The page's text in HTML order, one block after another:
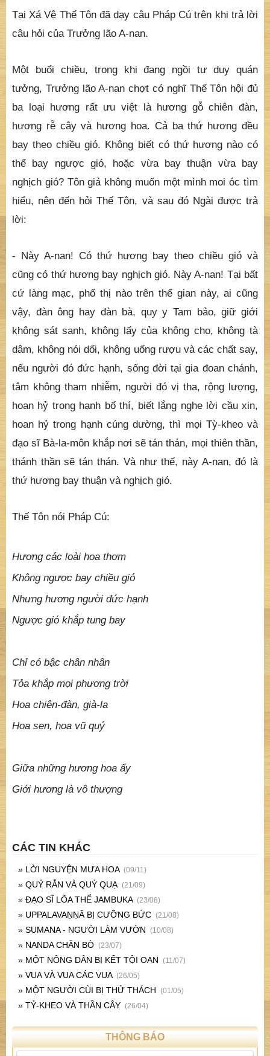
Tại Xá Vệ Thế Tôn đã dạy câu Pháp Cú trên khi trả lời
câu hỏi của Trưởng lão A-nan.
Một buổi chiều, trong khi đang ngồi tư duy quán
tưởng, Trưởng lão A-nan chợt có nghĩ Thế Tôn hội đủ
ba loại hương rất ưu việt là hương gỗ chiên đàn,
hương rễ cây và hương hoa. Cả ba thứ hương đều
bay theo chiều gió. Không biết có thứ hương nào có
thể bay ngược gió, hoặc vừa bay thuận vừa bay
nghịch gió? Tôn giả không muốn một mình moi óc tìm
hiểu, nên đến hỏi Thế Tôn, và sau đó Ngài được trả
lời:
- Này A-nan! Có thứ hương bay theo chiều gió và
cũng có thứ hương bay nghịch gió. Này A-nan! Tại bất
cứ làng mạc, phố thị nào trên thế gian này, ai cũng
vậy, đàn ông hay đàn bà, quy y Tam bảo, giữ giới
không sát sanh, không lấy của không cho, không tà
dâm, không nói dối, không uống rượu và các chất say,
nếu người đó đức hạnh, sống đời tại gia đoan chánh,
tâm không tham nhiễm, người đó vị tha, rộng lượng,
hoan hỷ trong hạnh bố thí, biết lắng nghe lời cầu xin,
hoan hỷ trong hạnh cúng dường, thì mọi Tỳ-kheo và
đạo sĩ Bà-la-môn khắp nơi sẽ tán thán, mọi thiên thần,
thánh thần sẽ tán thán. Và như thế, này A-nan, đó là
thứ hương bay thuận và nghịch gió.
Thế Tôn nói Pháp Cú:
Hương các loài hoa thơm
Không ngược bay chiều gió
Nhưng hương người đức hạnh
Ngược gió khắp tung bay
Chỉ có bậc chân nhân
Tỏa khắp mọi phương trời
Hoa chiên-đàn, già-la
Hoa sen, hoa vũ quý
Giữa những hương hoa ấy
Giới hương là vô thượng
CÁC TIN KHÁC
» LỜI NGUYỆN MƯA HOA (09/11)
» QUỶ RẮN VÀ QUỶ QUẠ (21/09)
» ĐẠO SĨ LÕA THỂ JAMBUKA (23/08)
» UPPALAVAṆṆĀ BỊ CƯỠNG BỨC (21/08)
» SUMANA - NGƯỜI LÀM VƯỜN (10/08)
» NANDA CHĂN BÒ (23/07)
» MỘT NÔNG DÂN BỊ KẾT TỘI OAN (11/07)
» VUA VÀ VUA CÁC VUA (26/05)
» MỘT NGƯỜI CÙI BỊ THỬ THÁCH (01/05)
» TỶ-KHEO VÀ THẦN CÂY (26/04)
THÔNG BÁO